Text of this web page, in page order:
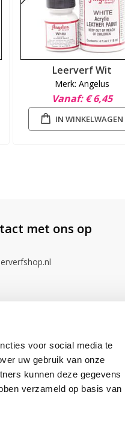
voor social media te
uw gebruik van onze
kunnen deze gegevens
verzameld op basis van
Leerverf Wit
Merk: Angelus
Vanaf € 6,45
IN WINKELWAGEN
met ons op